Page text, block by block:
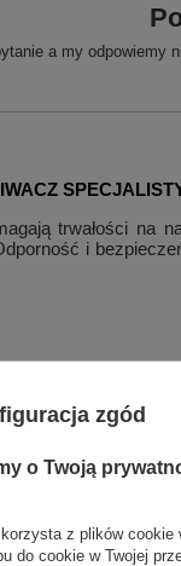
a my odpowiemy
trwałości na
i
z dyszą
zgód
o Twoją
z plików cookie
do cookie w Twojej